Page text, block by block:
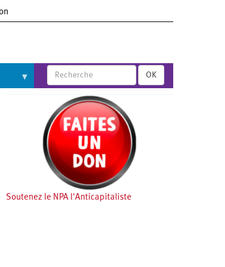
OK
Soutenez le NPA l'Anticapitaliste